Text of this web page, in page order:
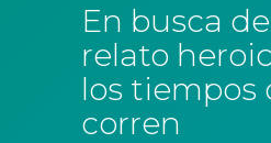
En busca
relato
los tiempos
corren